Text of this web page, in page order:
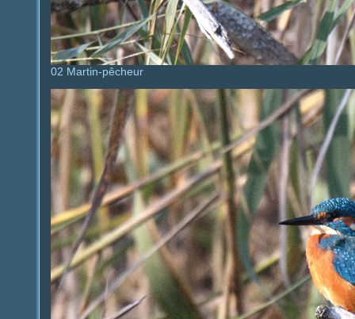
02 Martin-pêcheur